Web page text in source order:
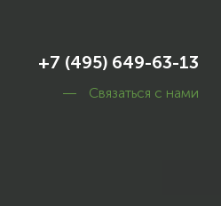
+7 (495) 649-63-13
Связаться с нами